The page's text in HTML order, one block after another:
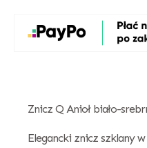
Znicz Q Anioł biało-
Elegancki znicz szklany